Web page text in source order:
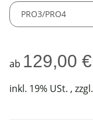
ab 129,00 €
inkl. 19% USt. , zzgl.